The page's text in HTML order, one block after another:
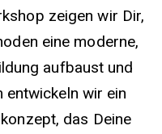
zeigen wir Dir,
eine moderne,
aufbaust und
entwickeln wir ein
das Deine